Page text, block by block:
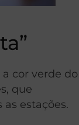
cor verde do
que
estações.